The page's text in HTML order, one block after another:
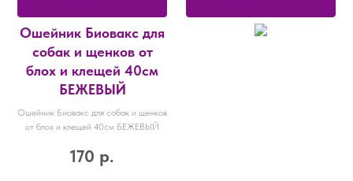
Ошейник Биовакс для
собак и щенков от
блох и клещей 40см
БЕЖЕВЫЙ
Ошейник Биовакс для собак и щенков
от блох и клещей 40см БЕЖЕВЫЙ
170 р.